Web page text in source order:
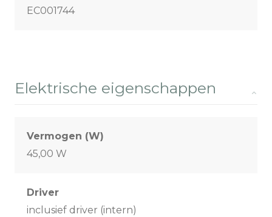
EC001744
Elektrische eigenschappen
Vermogen (W)
45,00 W
Driver
inclusief driver (intern)